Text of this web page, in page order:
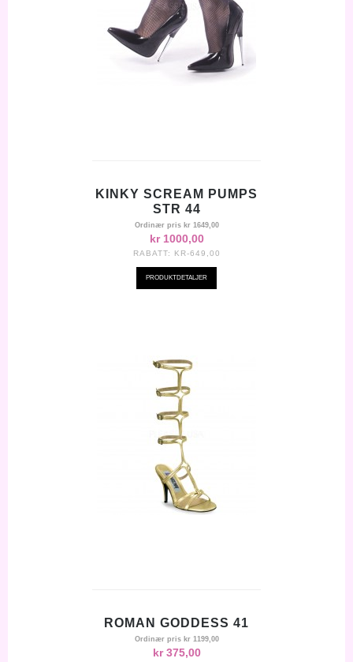
KINKY SCREAM PUMPS
STR 44
Ordinær pris kr 1649,00
kr 1000,00
RABATT: KR-649,00
PRODUKTDETALJER
ROMAN GODDESS 41
Ordinær pris kr 1199,00
kr 375,00